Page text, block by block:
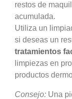
restos de
acumulada.
Utiliza un
si deseas un
tratamientos
limpiezas en
productos
Consejo: Una